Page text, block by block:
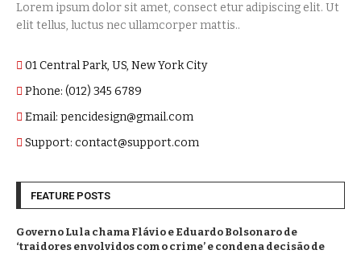
Lorem ipsum dolor sit amet, consect etur adipiscing elit. Ut
elit tellus, luctus nec ullamcorper mattis..
01 Central Park, US, New York City
Phone: (012) 345 6789
Email: pencidesign@gmail.com
Support: contact@support.com
FEATURE POSTS
Governo Lula chama Flávio e Eduardo Bolsonaro de
‘traidores envolvidos com o crime’ e condena decisão de